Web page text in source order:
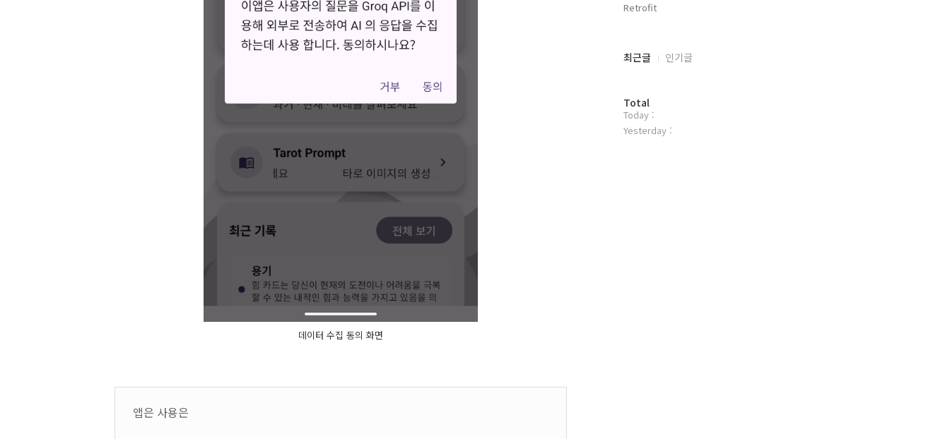
데이터 수집 동의 화면
앱은 사용은
Retrofit,
최
과
인
기
최근글 인기글
방
문
자
Total
Today :
Yesterday :